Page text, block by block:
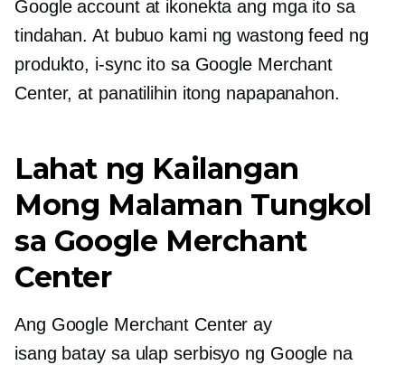
Google account at ikonekta ang mga ito sa
tindahan. At bubuo kami ng wastong feed ng
produkto, i-sync ito sa Google Merchant
Center, at panatilihin itong napapanahon.
Lahat ng Kailangan
Mong Malaman Tungkol
sa Google Merchant
Center
Ang Google Merchant Center ay
isang batay sa ulap serbisyo ng Google na